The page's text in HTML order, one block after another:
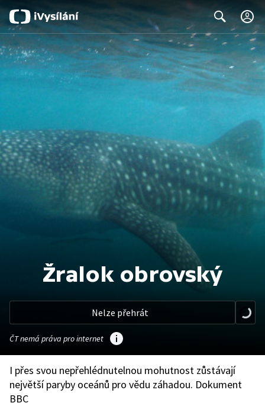
Search
Žralok obrovský
Nelze přehrát
ČT nemá práva pro internet
I přes svou nepřehlédnutelnou mohutnost zůstávají
největší paryby oceánů pro vědu záhadou. Dokument
BBC